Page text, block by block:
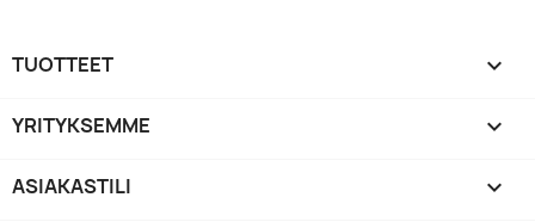
TUOTTEET 
YRITYKSEMME 
ASIAKASTILI 